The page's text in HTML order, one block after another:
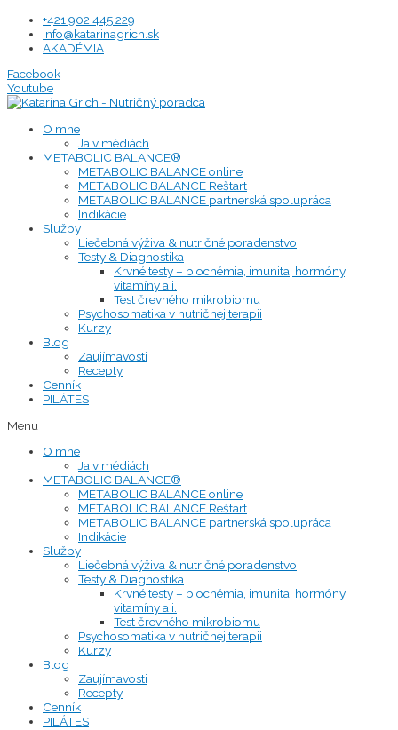
Preskočiť
obsah
+421 902 445 229
info@katarinagrich.sk
AKADÉMIA
Facebook
Youtube
O mne
Ja v médiách
METABOLIC BALANCE®
METABOLIC BALANCE online
METABOLIC BALANCE Reštart
METABOLIC BALANCE partnerská spolupráca
Indikácie
Služby
Liečebná výživa & nutričné poradenstvo
Testy & Diagnostika
Krvné testy – biochémia, imunita, hormóny,
vitamíny a i.
Test črevného mikrobiomu
Psychosomatika v nutričnej terapii
Kurzy
Blog
Zaujímavosti
Recepty
Cenník
PILÁTES
Menu
O mne
Ja v médiách
METABOLIC BALANCE®
METABOLIC BALANCE online
METABOLIC BALANCE Reštart
METABOLIC BALANCE partnerská spolupráca
Indikácie
Služby
Liečebná výživa & nutričné poradenstvo
Testy & Diagnostika
Krvné testy – biochémia, imunita, hormóny,
vitamíny a i.
Test črevného mikrobiomu
Psychosomatika v nutričnej terapii
Kurzy
Blog
Zaujímavosti
Recepty
Cenník
PILÁTES